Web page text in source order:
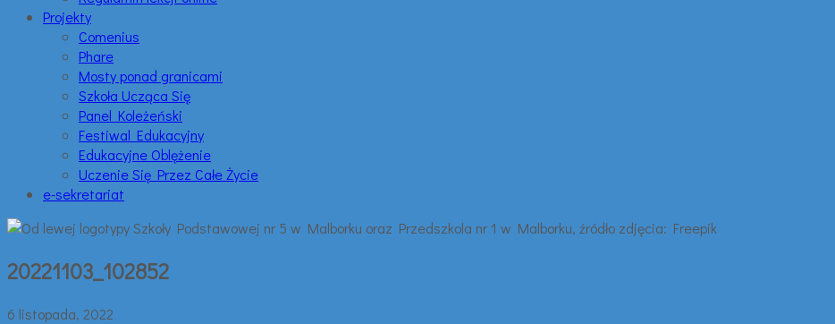
Projekty
Comenius
Phare
Mosty ponad granicami
Szkoła Ucząca Się
Panel Koleżeński
Festiwal Edukacyjny
Edukacyjne Oblężenie
Uczenie Się Przez Całe Życie
e-sekretariat
20221103_102852
6 listopada, 2022